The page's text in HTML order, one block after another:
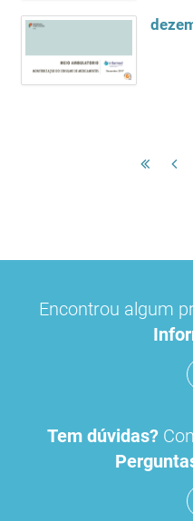
Encontrou algum
Tem dúvidas?